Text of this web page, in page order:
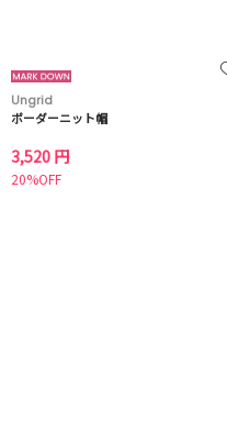
Ungrid
ボーダーニット帽
3,520 円
20%OFF